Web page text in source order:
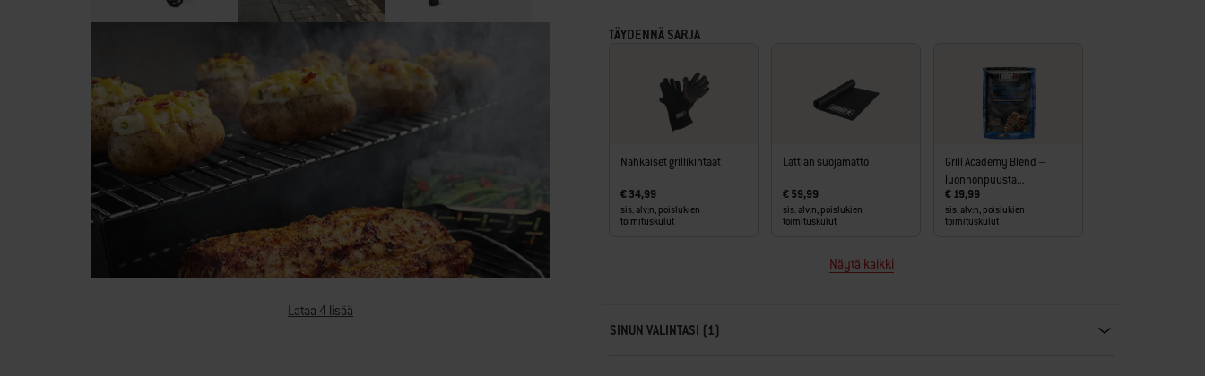
Lataa 4 lisää
TÄYDENNÄ SARJA
Nahkaiset grillikintaat
€ 34,99
sis. alv:n, poislukien
toimituskulut
Lattian suojamatto
€ 59,99
sis. alv:n, poislukien
toimituskulut
Grill Academy Blend –
luonnonpuusta...
€ 19,99
sis. alv:n, poislukien
toimituskulut
Näytä kaikki
SINUN VALINTASI (1)